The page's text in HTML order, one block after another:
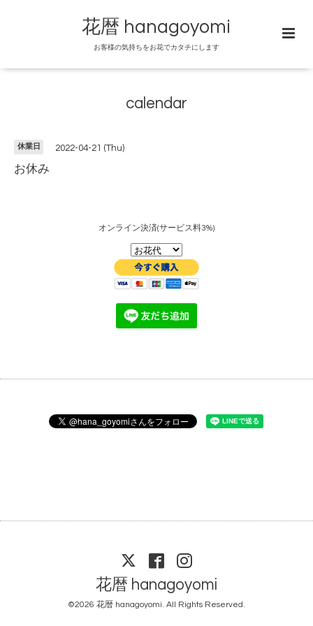
花暦 hanagoyomi
お客様の気持ちをお花でカタチにします
calendar
休業日 2022-04-21 (Thu)
お休み
オンライン決済(サービス料3%)
花暦 hanagoyomi
©2026 花暦 hanagoyomi. All Rights Reserved.